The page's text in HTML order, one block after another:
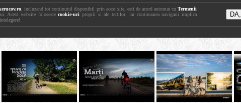
, incluzand tot continutul disponibil prin acest site, esti de acord automat cuTermenii
Acest website folosestecookie-uri proprii si ale tertilor, iar continuarea navigarii implica